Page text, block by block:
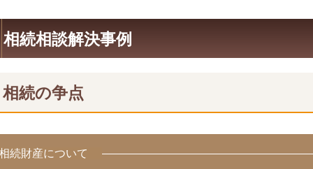
相続相談解決事例
相続の争点
続財産について